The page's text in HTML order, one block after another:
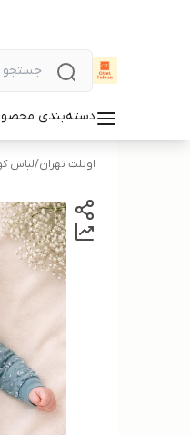
دسته‌بندی
اوتلت تهران/لباس